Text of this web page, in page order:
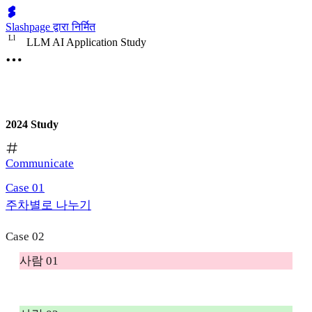
Slashpage द्वारा निर्मित
Ll LLM AI Application Study
2024 Study
Communicate
Case 01
주차별로 나누기
Case 02
사람 01